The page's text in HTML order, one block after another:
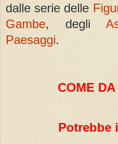
dalle serie delle
Gambe, degli
Paesaggi.
COME
Potrebbe